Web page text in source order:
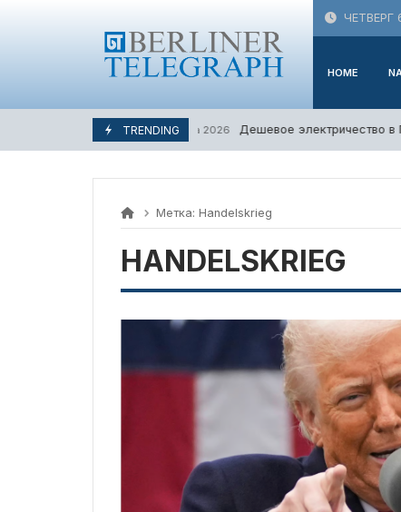
ЧЕТВЕРГ
HOME
TRENDING
5. Августа 2026 Дешевое электричество в
Метка: Handelskrieg
HANDELSKRIEG